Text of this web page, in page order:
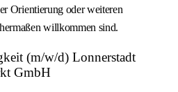
Orientierung oder weiteren
willkommen sind.
(m/w/d) Lonnerstadt
GmbH